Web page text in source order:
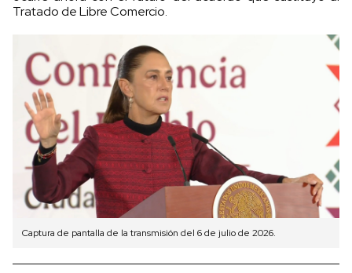
Tratado de Libre Comercio.
Captura de pantalla de la transmisión del 6 de julio de 2026.